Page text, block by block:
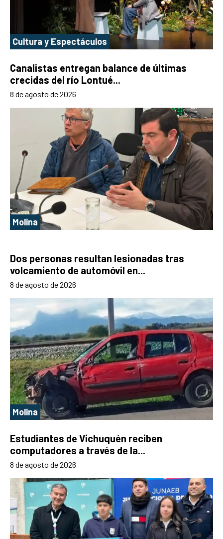
Cultura y Espectáculos
Canalistas entregan balance de últimas
crecidas del río Lontué...
8 de agosto de 2026
Molina
Dos personas resultan lesionadas tras
volcamiento de automóvil en...
8 de agosto de 2026
Molina
Estudiantes de Vichuquén reciben
computadores a través de la...
8 de agosto de 2026